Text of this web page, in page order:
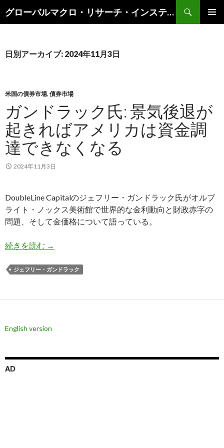
グローバルマクロ・リサーチ・インスティテュート
索
ン
キ
プ
日別アーカイブ: 2024年11月3日
米国の債券市場, 債券市場
ガンドラック氏: 景気後退が
起きればアメリカは資金調
達できなくなる
2024年11月3日
DoubleLine Capitalのジェフリー・ガンドラック氏がオルブ
ライト・ノックス美術館で世界的な金利動向と財政赤字の
問題、そして金価格について語っている。
続きを読む ガンドラック氏: 景気後退が起きればアメリカは
→
ジェフリー・ガンドラック
English version
AD